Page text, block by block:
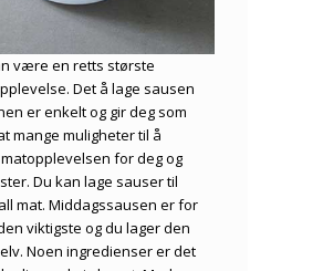
være en retts største
Det å lage sausen
er enkelt og gir deg som
mange muligheter til å
for deg og
Du kan lage sauser til
mat. Middagssausen er for
viktigste og du lager den
Noen ingredienser er det